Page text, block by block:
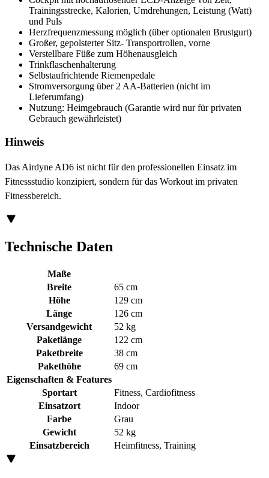
Trainingsstrecke, Kalorien, Umdrehungen, Leistung (Watt)
und Puls
Herzfrequenzmessung möglich (über optionalen Brustgurt)
Großer, gepolsterter Sitz- Transportrollen, vorne
Verstellbare Füße zum Höhenausgleich
Trinkflaschenhalterung
Selbstaufrichtende Riemenpedale
Stromversorgung über 2 AA-Batterien (nicht im
Lieferumfang)
Nutzung: Heimgebrauch (Garantie wird nur für privaten
Gebrauch gewährleistet)
Hinweis
Das Airdyne AD6 ist nicht für den professionellen Einsatz im
Fitnessstudio konzipiert, sondern für das Workout im privaten
Fitnessbereich.
Technische Daten
Maße
Breite
65 cm
Höhe
129 cm
Länge
126 cm
Versandgewicht
52 kg
Paketlänge
122 cm
Paketbreite
38 cm
Pakethöhe
69 cm
Eigenschaften & Features
Sportart
Fitness, Cardiofitness
Einsatzort
Indoor
Farbe
Grau
Gewicht
52 kg
Einsatzbereich
Heimfitness, Training